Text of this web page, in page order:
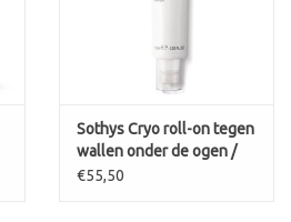
Sothys Cryo roll-on tegen
wallen onder de ogen /
Roll-on Cryo anti-poches
€55,50